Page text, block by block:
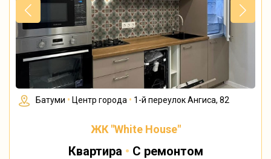
Батуми • Центр города • 1-й переулок Ангиса, 82
ЖК "White House"
Квартира • С ремонтом